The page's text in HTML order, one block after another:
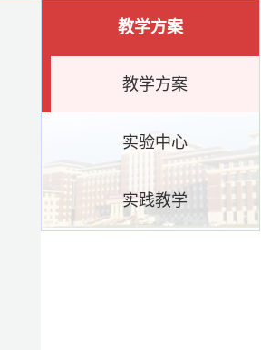
教学方案
教学方案
实验中心
实践教学